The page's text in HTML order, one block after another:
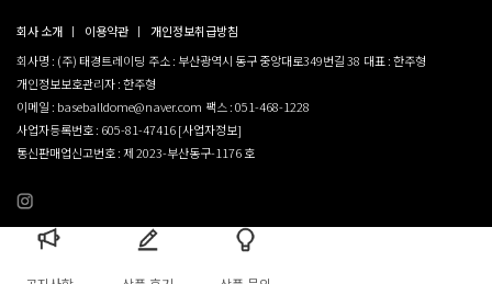
회사 소개 이용약관
개인정보취급방침
회사명 : (주) 태경트레이딩 주소 : 부산광역시 동구 중앙대로349번길 38 대표 : 한주형
개인정보보호관리자 : 한주형
이메일 : baseballdome@naver.com 팩스 : 051-468-1228
사업자등록번호 : 605-81-47416[사업자정보]
통신판매업신고번호 : 제 2023-부산동구-1176 호